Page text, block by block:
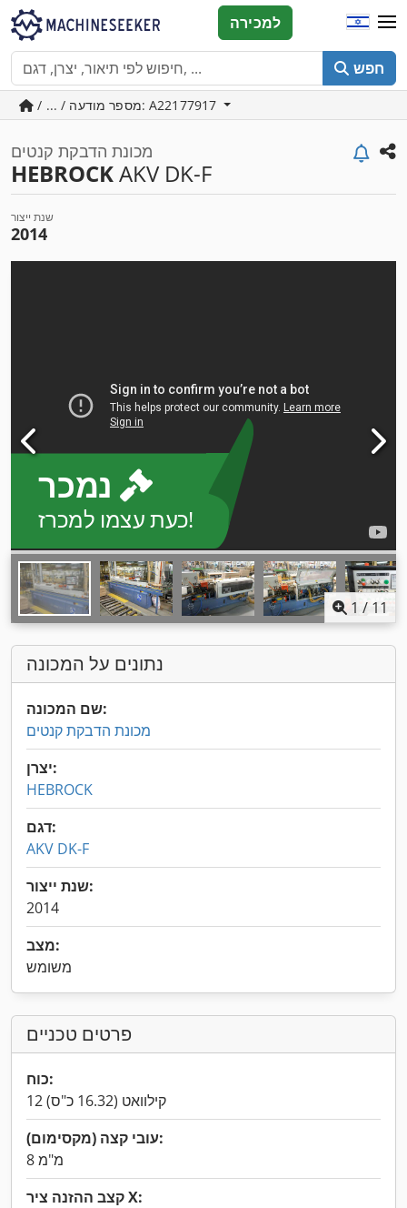
חפש
למכירה
/ ... / מספר מודעה: A22177917
מכונת הדבקת קנטים
HEBROCKAKV DK-F
שנת ייצור
2014
כעת עצמו למכרז!
1 / 11
נתונים על המכונה
שם המכונה:
מכונת הדבקת קנטים
יצרן:
HEBROCK
דגם:
AKV DK-F
שנת ייצור:
2014
מצב:
משומש
פרטים טכניים
כוח:
12 קילוואט (16.32 כ"ס)
עובי קצה (מקסימום):
8 מ"מ
קצב ההזנה ציר X: